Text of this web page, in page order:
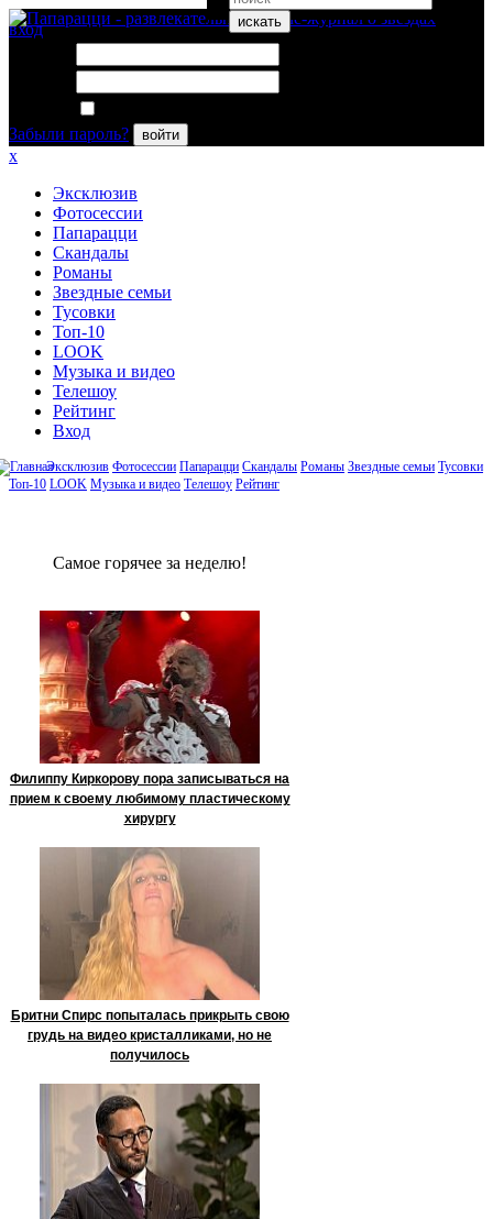
искать
вход
Забыли пароль?
войти
x
Эксклюзив
Фотосессии
Папарацци
Скандалы
Романы
Звездные семьи
Тусовки
Топ-10
LOOK
Музыка и видео
Телешоу
Рейтинг
Вход
Эксклюзив Фотосессии Папарацци Скандалы Романы Звездные семьи Тусовки
Топ-10 LOOK Музыка и видео Телешоу Рейтинг
Сaмое гoрячее за неделю!
Филиппу Киркорову пора записываться на
прием к своему любимому пластическому
хирургу
Бритни Спирс попыталась прикрыть свою
грудь на видео кристалликами, но не
получилось